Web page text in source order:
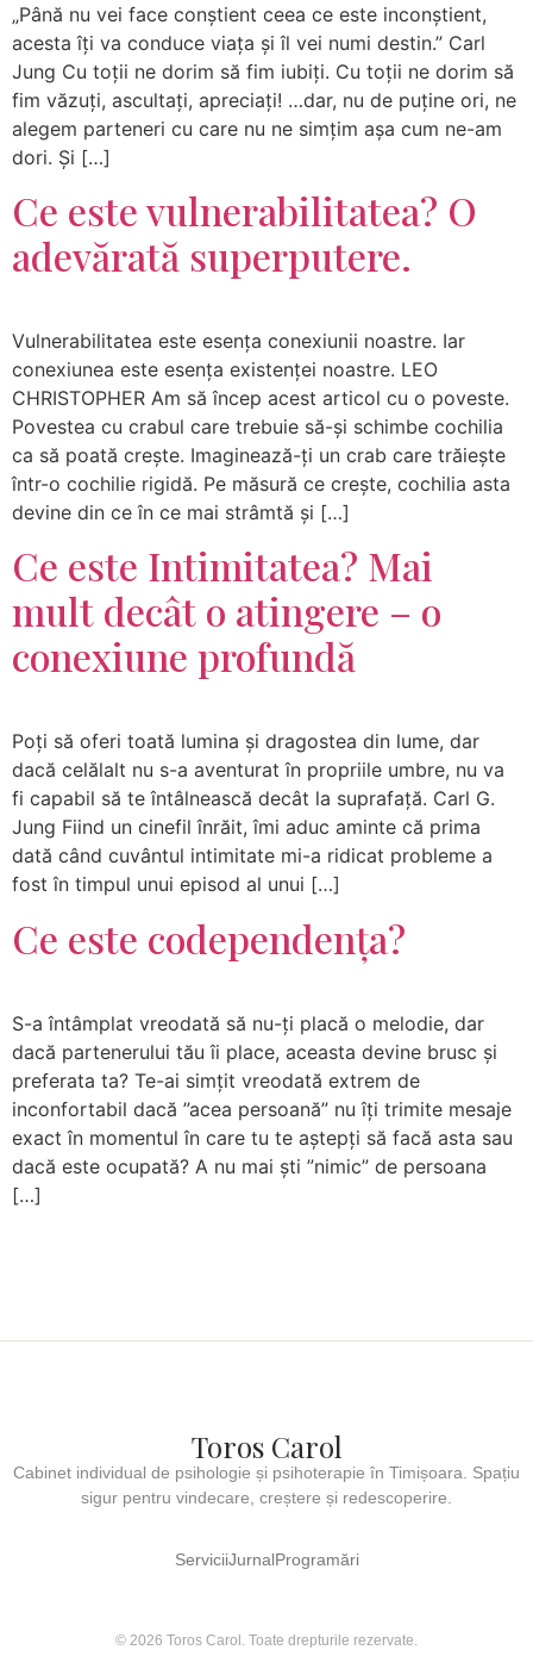
„Până nu vei face conștient ceea ce este inconștient,
acesta îți va conduce viața și îl vei numi destin.” Carl
Jung Cu toții ne dorim să fim iubiți. Cu toții ne dorim să
fim văzuți, ascultați, apreciați! …dar, nu de puține ori, ne
alegem parteneri cu care nu ne simțim așa cum ne-am
dori. Și […]
Ce este vulnerabilitatea? O
adevărată superputere.
Vulnerabilitatea este esența conexiunii noastre. Iar
conexiunea este esența existenței noastre. LEO
CHRISTOPHER Am să încep acest articol cu o poveste.
Povestea cu crabul care trebuie să-și schimbe cochilia
ca să poată crește. Imaginează-ți un crab care trăiește
într-o cochilie rigidă. Pe măsură ce crește, cochilia asta
devine din ce în ce mai strâmtă și […]
Ce este Intimitatea? Mai
mult decât o atingere – o
conexiune profundă
Poți să oferi toată lumina și dragostea din lume, dar
dacă celălalt nu s-a aventurat în propriile umbre, nu va
fi capabil să te întâlnească decât la suprafață. Carl G.
Jung Fiind un cinefil înrăit, îmi aduc aminte că prima
dată când cuvântul intimitate mi-a ridicat probleme a
fost în timpul unui episod al unui […]
Ce este codependența?
S-a întâmplat vreodată să nu-ți placă o melodie, dar
dacă partenerului tău îi place, aceasta devine brusc și
preferata ta? Te-ai simțit vreodată extrem de
inconfortabil dacă ”acea persoană” nu îți trimite mesaje
exact în momentul în care tu te aștepți să facă asta sau
dacă este ocupată? A nu mai ști ”nimic” de persoana
[…]
Toros Carol
Cabinet individual de psihologie și psihoterapie în Timișoara. Spațiu
sigur pentru vindecare, creștere și redescoperire.
ServiciiJurnalProgramări
© 2026 Toros Carol. Toate drepturile rezervate.